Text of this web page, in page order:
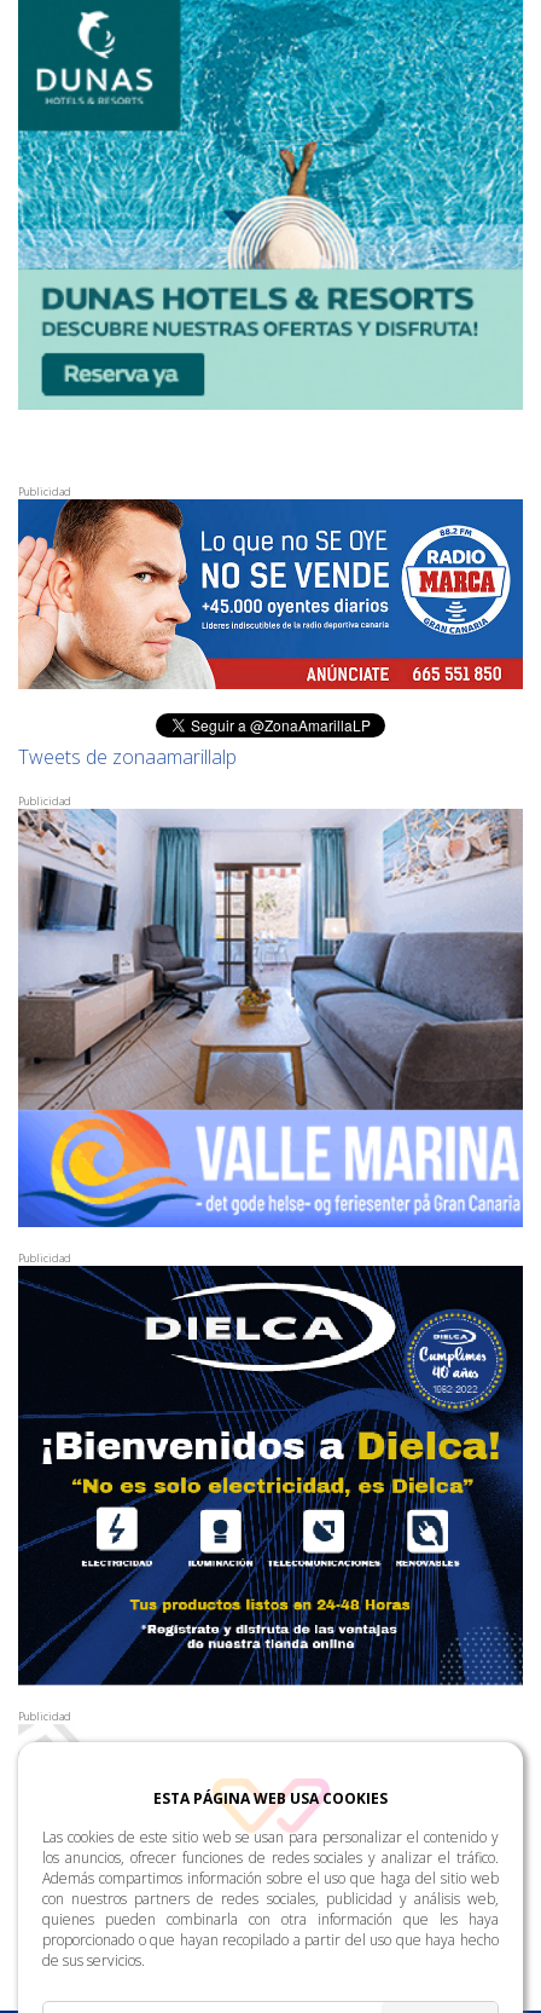
Publicidad
Tweets de zonaamarillalp
Publicidad
Publicidad
Publicidad
ESTA PÁGINA WEB USA COOKIES
Las cookies de este sitio web se usan para personalizar el contenido y
los anuncios, ofrecer funciones de redes sociales y analizar el tráfico.
Además compartimos información sobre el uso que haga del sitio web
con nuestros partners de redes sociales, publicidad y análisis web,
quienes pueden combinarla con otra información que les haya
proporcionado o que hayan recopilado a partir del uso que haya hecho
de sus servicios.